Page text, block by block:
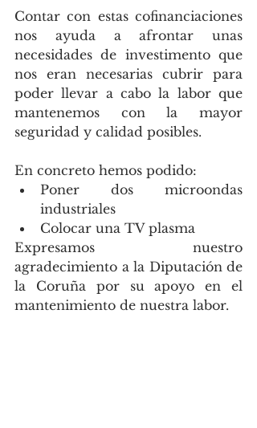
Contar con estas cofinanciaciones
nos ayuda a afrontar unas
necesidades de investimento que
nos eran necesarias cubrir para
poder llevar a cabo la labor que
mantenemos con la mayor
seguridad y calidad posibles.
En concreto hemos podido:
Poner dos microondas
industriales
Colocar una TV plasma
Expresamos nuestro
agradecimiento a la Diputación de
la Coruña por su apoyo en el
mantenimiento de nuestra labor.